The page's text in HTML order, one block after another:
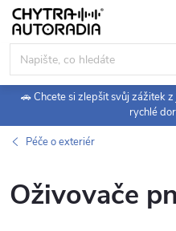
Přejít
obsah
🚗 Chcete si zlepšit svůj zážitek
rychlé
Péče o exteriér
Oživovače